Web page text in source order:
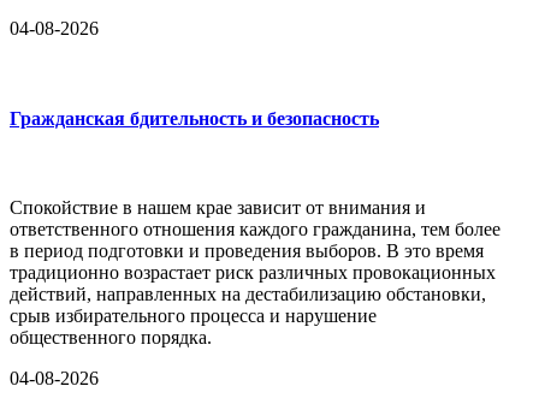
04-08-2026
Гражданская бдительность и безопасность
Спокойствие в нашем крае зависит от внимания и
ответственного отношения каждого гражданина, тем более
в период подготовки и проведения выборов. В это время
традиционно возрастает риск различных провокационных
действий, направленных на дестабилизацию обстановки,
срыв избирательного процесса и нарушение
общественного порядка.
04-08-2026